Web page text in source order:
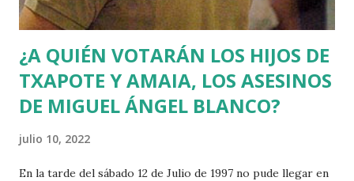
¿A QUIÉN VOTARÁN LOS HIJOS DE
TXAPOTE Y AMAIA, LOS ASESINOS
DE MIGUEL ÁNGEL BLANCO?
julio 10, 2022
En la tarde del sábado 12 de Julio de 1997 no pude llegar en